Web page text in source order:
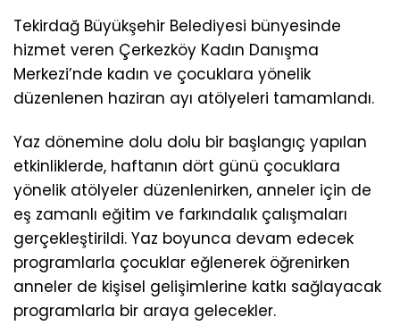
Tekirdağ Büyükşehir Belediyesi bünyesinde
hizmet veren Çerkezköy Kadın Danışma
Merkezi’nde kadın ve çocuklara yönelik
düzenlenen haziran ayı atölyeleri tamamlandı.
Yaz dönemine dolu dolu bir başlangıç yapılan
etkinliklerde, haftanın dört günü çocuklara
yönelik atölyeler düzenlenirken, anneler için de
eş zamanlı eğitim ve farkındalık çalışmaları
gerçekleştirildi. Yaz boyunca devam edecek
programlarla çocuklar eğlenerek öğrenirken
anneler de kişisel gelişimlerine katkı sağlayacak
programlarla bir araya gelecekler.